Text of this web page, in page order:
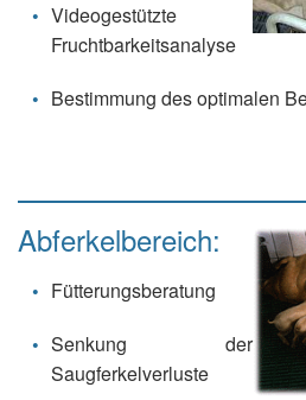
Videogestützte
Fruchtbarkeitsanalyse
Bestimmung des optimalen
Abferkelbereich:
Fütterungsberatung
Senkung der
Saugferkelverluste